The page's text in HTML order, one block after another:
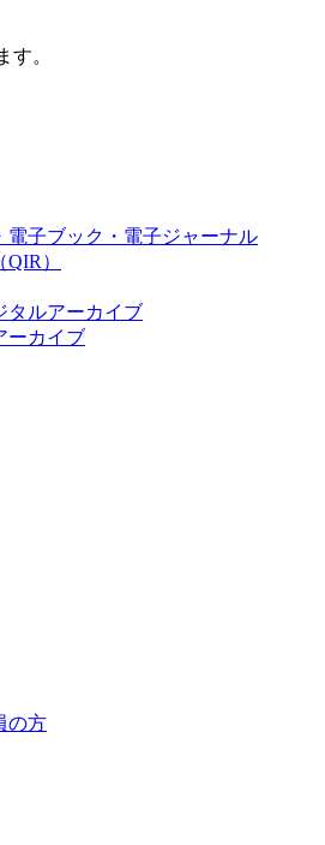
す。
電子ブック・電子ジャーナル
）
タルアーカイブ
ーカイブ
の方